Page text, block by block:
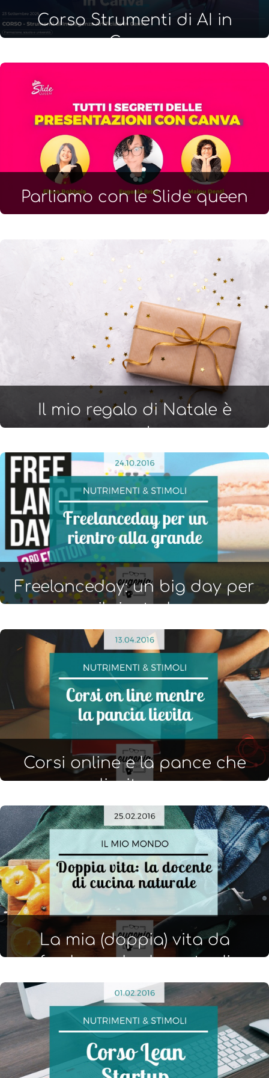
Corso Strumenti di AI in
Canva
Parliamo con le Slide queen
Il mio regalo di Natale è
pronto
Freelanceday: un big day per
il rientro!
Corsi online e la pance che
lievitano
La mia (doppia) vita da
freelance: la docente di
cucina, quali progetti seguo